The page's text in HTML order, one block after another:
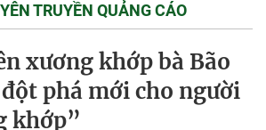
TRUYỀN QUẢNG CÁO
xương khớp bà Bão
phá mới cho người
khớp”